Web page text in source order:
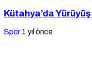
Kütahya’da
Spor 1 yıl önce